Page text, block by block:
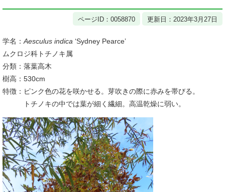
ページID：0058870 更新日：2023年3月27日
学名： Aesculus indica ‘Sydney Pearce’
ムクロジ科トチノキ属
分類：落葉高木
樹高：530cm
特徴：ピンク色の花を咲かせる。芽吹きの際に赤みを帯びる。
トチノキの中では葉が細く繊細。高温乾燥に弱い。